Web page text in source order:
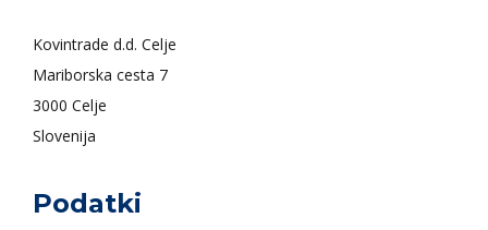
Kovintrade d.d. Celje
Mariborska cesta 7
3000 Celje
Slovenija
Podatki